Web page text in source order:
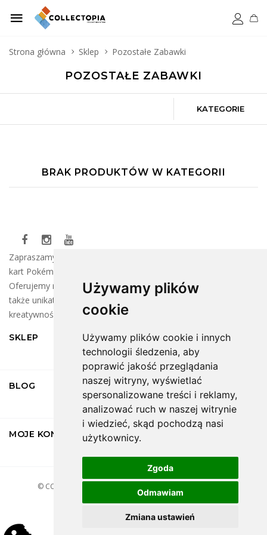
Używamy plików
cookie
Używamy plików cookie i innych
technologii śledzenia, aby
poprawić jakość przeglądania
naszej witryny, wyświetlać
spersonalizowane treści i reklamy,
analizować ruch w naszej witrynie
i wiedzieć, skąd pochodzą nasi
użytkownicy.
Zgoda
Odmawiam
Zmiana ustawień
Strona główna Sklep Pozostałe Zabawki
POZOSTAŁE ZABAWKI
KATEGORIE
BRAK PRODUKTÓW W KATEGORII
Zapraszamy do naszego sklepu, gdzie znajdziesz szeroki wybór
kart Pokémon oraz klocków LEGO dla wszystkich fanów!
Oferujemy najnowsze kolekcje kart do wymiany i zbierania, a
także unikatowe zestawy LEGO, które rozbudzą Twoją
kreatywność.
SKLEP
BLOG
MOJE KONTO
© COPYRIGHT
REGULAMIN